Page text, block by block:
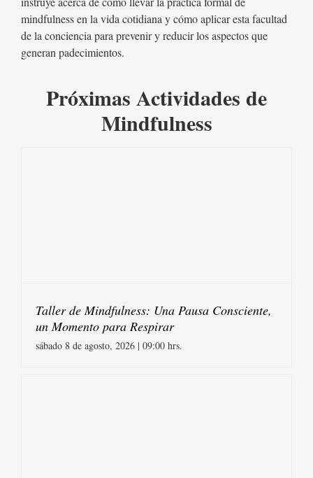
mindfulness en la vida cotidiana y cómo aplicar esta facultad
de la conciencia para prevenir y reducir los aspectos que
generan padecimientos.
Próximas Actividades de
Mindfulness
Taller de Mindfulness: Una Pausa Consciente,
un Momento para Respirar
sábado 8 de agosto, 2026 | 09:00 hrs.